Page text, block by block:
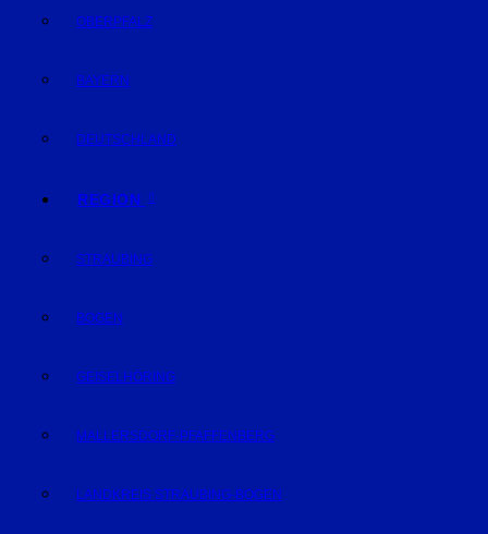
OBERPFALZ
BAYERN
DEUTSCHLAND
REGION
STRAUBING
BOGEN
GEISELHÖRING
MALLERSDORF-PFAFFENBERG
LANDKREIS STRAUBING-BOGEN